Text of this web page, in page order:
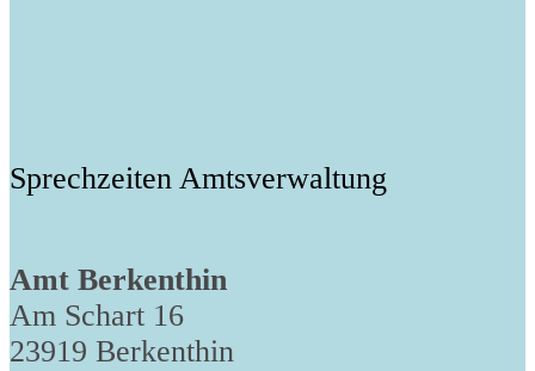
Sprechzeiten Amtsverwaltung
Amt Berkenthin
Am Schart 16
23919 Berkenthin